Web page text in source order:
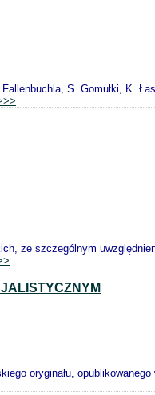
S. Gomułki, K.
ze szczególnym
oryginału,